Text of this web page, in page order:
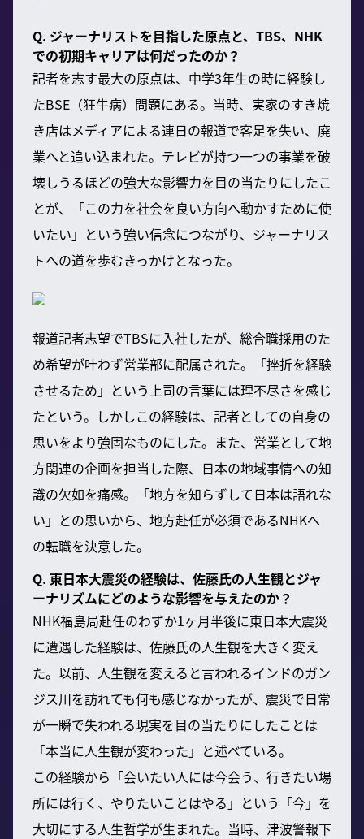
Q. ジャーナリストを目指した原点と、TBS、NHK
での初期キャリアは何だったのか？
記者を志す最大の原点は、中学3年生の時に経験し
たBSE（狂牛病）問題にある。当時、実家のすき焼
き店はメディアによる連日の報道で客足を失い、廃
業へと追い込まれた。テレビが持つ一つの事業を破
壊しうるほどの強大な影響力を目の当たりにしたこ
とが、「この力を社会を良い方向へ動かすために使
いたい」という強い信念につながり、ジャーナリス
トへの道を歩むきっかけとなった。
報道記者志望でTBSに入社したが、総合職採用のた
め希望が叶わず営業部に配属された。「挫折を経験
させるため」という上司の言葉には理不尽さを感じ
たという。しかしこの経験は、記者としての自身の
思いをより強固なものにした。また、営業として地
方関連の企画を担当した際、日本の地域事情への知
識の欠如を痛感。「地方を知らずして日本は語れな
い」との思いから、地方赴任が必須であるNHKへ
の転職を決意した。
Q. 東日本大震災の経験は、佐藤氏の人生観とジャ
ーナリズムにどのような影響を与えたのか？
NHK福島局赴任のわずか1ヶ月半後に東日本大震災
に遭遇した経験は、佐藤氏の人生観を大きく変え
た。以前、人生観を変えると言われるインドのガン
ジス川を訪れても何も感じなかったが、震災で日常
が一瞬で失われる現実を目の当たりにしたことは
「本当に人生観が変わった」と述べている。
この経験から「会いたい人には今会う、行きたい場
所には行く、やりたいことはやる」という「今」を
大切にする人生哲学が生まれた。当時、津波警報下